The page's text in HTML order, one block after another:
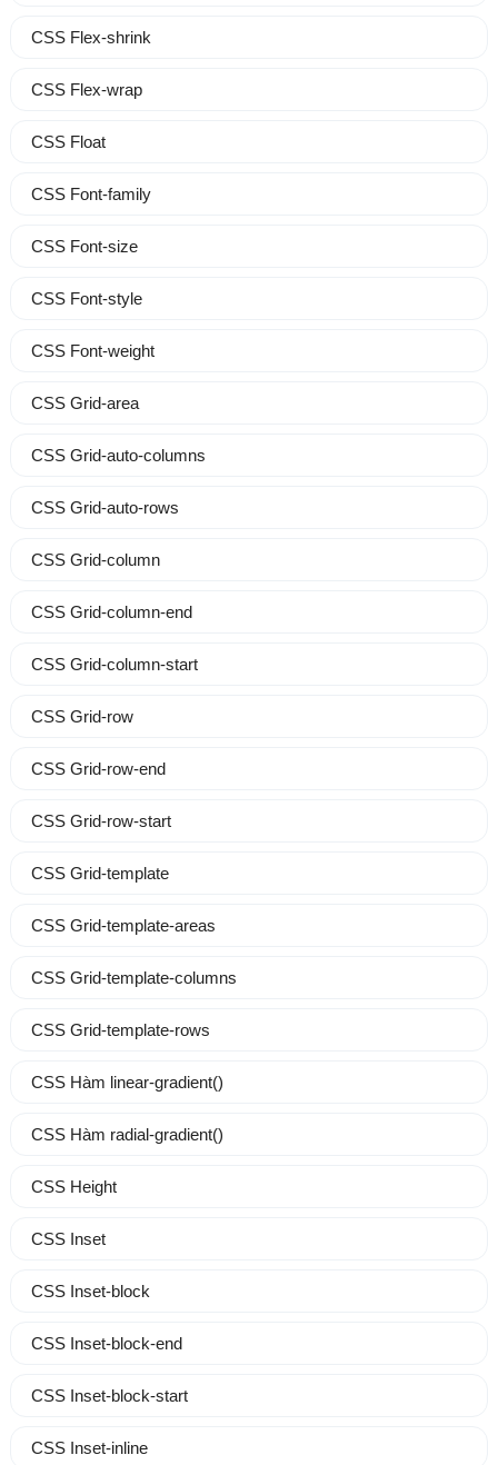
CSS Flex-shrink
CSS Flex-wrap
CSS Float
CSS Font-family
CSS Font-size
CSS Font-style
CSS Font-weight
CSS Grid-area
CSS Grid-auto-columns
CSS Grid-auto-rows
CSS Grid-column
CSS Grid-column-end
CSS Grid-column-start
CSS Grid-row
CSS Grid-row-end
CSS Grid-row-start
CSS Grid-template
CSS Grid-template-areas
CSS Grid-template-columns
CSS Grid-template-rows
CSS Hàm linear-gradient()
CSS Hàm radial-gradient()
CSS Height
CSS Inset
CSS Inset-block
CSS Inset-block-end
CSS Inset-block-start
CSS Inset-inline